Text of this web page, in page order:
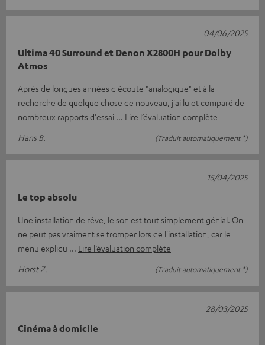
Ultima 40 Surround et Denon X2800H pour Dolby
Atmos
Après de longues années d'écoute "analogique" et à la
recherche de quelque chose de nouveau, j'ai lu et comparé de
nombreux rapports d'essai
Lire l’évaluation complète
Hans B.
(Traduit automatiquement *)
04/06/2025
Le top absolu
Une installation de rêve, le son est tout simplement génial. On
ne peut pas vraiment se tromper lors de l'installation, car le
menu expliqu
Lire l’évaluation complète
Horst Z.
(Traduit automatiquement *)
15/04/2025
Cinéma à domicile
28/03/2025